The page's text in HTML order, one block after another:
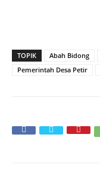
TOPIK Abah Bidong
Pemerintah Desa Petir